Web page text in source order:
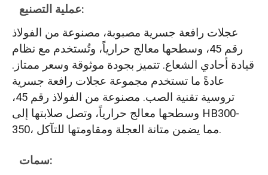
عملية التصنيع:
عجلات رافعة جسرية مصبوبة، مصنوعة من الفولاذ
رقم 45، وسطحها معالج حرارياً، وتُستخدم مع نظام
قيادة أحادي الشعاع. تتميز بجودة موثوقة وسعر ممتاز.
عادةً ما تستخدم مجموعة عجلات رافعة جسرية
تروسية تقنية الصب. مصنوعة من الفولاذ رقم 45،
وسطحها معالج حرارياً، وتصل صلابتها إلى HB300-
350، مما يضمن متانة العجلة ومقاومتها للتآكل.
سمات: